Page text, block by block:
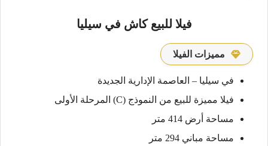
فيلا للبيع كاش في سيليا
مميزات الفيلا
في سيليا – العاصمة الإدارية الجديدة
فيلا مميزة للبيع من النموذج (C) المرحلة الأولى
مساحة أرض 414 متر
مساحة مباني 294 متر